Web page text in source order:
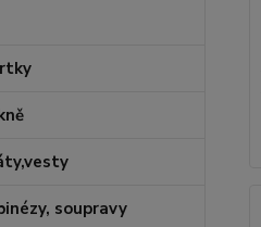
soupravy